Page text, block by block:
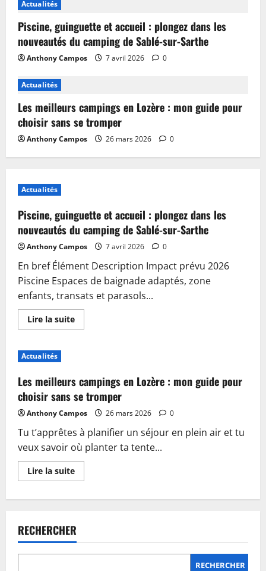
Actualités
Piscine, guinguette et accueil : plongez dans les
nouveautés du camping de Sablé-sur-Sarthe
Anthony Campos 7 avril 2026 0
Actualités
Les meilleurs campings en Lozère : mon guide pour
choisir sans se tromper
Anthony Campos 26 mars 2026 0
Actualités
Piscine, guinguette et accueil : plongez dans les
nouveautés du camping de Sablé-sur-Sarthe
Anthony Campos 7 avril 2026 0
En bref Élément Description Impact prévu 2026
Piscine Espaces de baignade adaptés, zone
enfants, transats et parasols...
Lire la suiteEn
savoir
accueil
:
plongez
dans
les
nouveautés
du
camping
de
Sablé-
sur-
Sarthe
Actualités
Les meilleurs campings en Lozère : mon guide pour
choisir sans se tromper
Anthony Campos 26 mars 2026 0
Tu t’apprêtes à planifier un séjour en plein air et tu
veux savoir où planter ta tente...
Lire la suiteEn
savoir
en
Lozère
:
mon
RECHERCHER
RECHERCHER